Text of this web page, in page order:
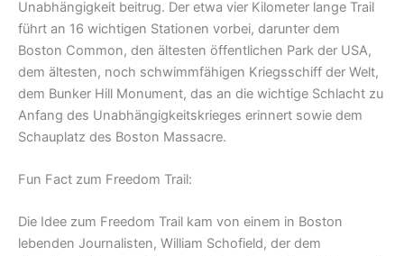
Unabhängigkeit beitrug. Der etwa vier Kilometer lange Trail
führt an 16 wichtigen Stationen vorbei, darunter dem
Boston Common, den ältesten öffentlichen Park der USA,
dem ältesten, noch schwimmfähigen Kriegsschiff der Welt,
dem Bunker Hill Monument, das an die wichtige Schlacht zu
Anfang des Unabhängigkeitskrieges erinnert sowie dem
Schauplatz des Boston Massacre.
Fun Fact zum Freedom Trail:
Die Idee zum Freedom Trail kam von einem in Boston
lebenden Journalisten, William Schofield, der dem